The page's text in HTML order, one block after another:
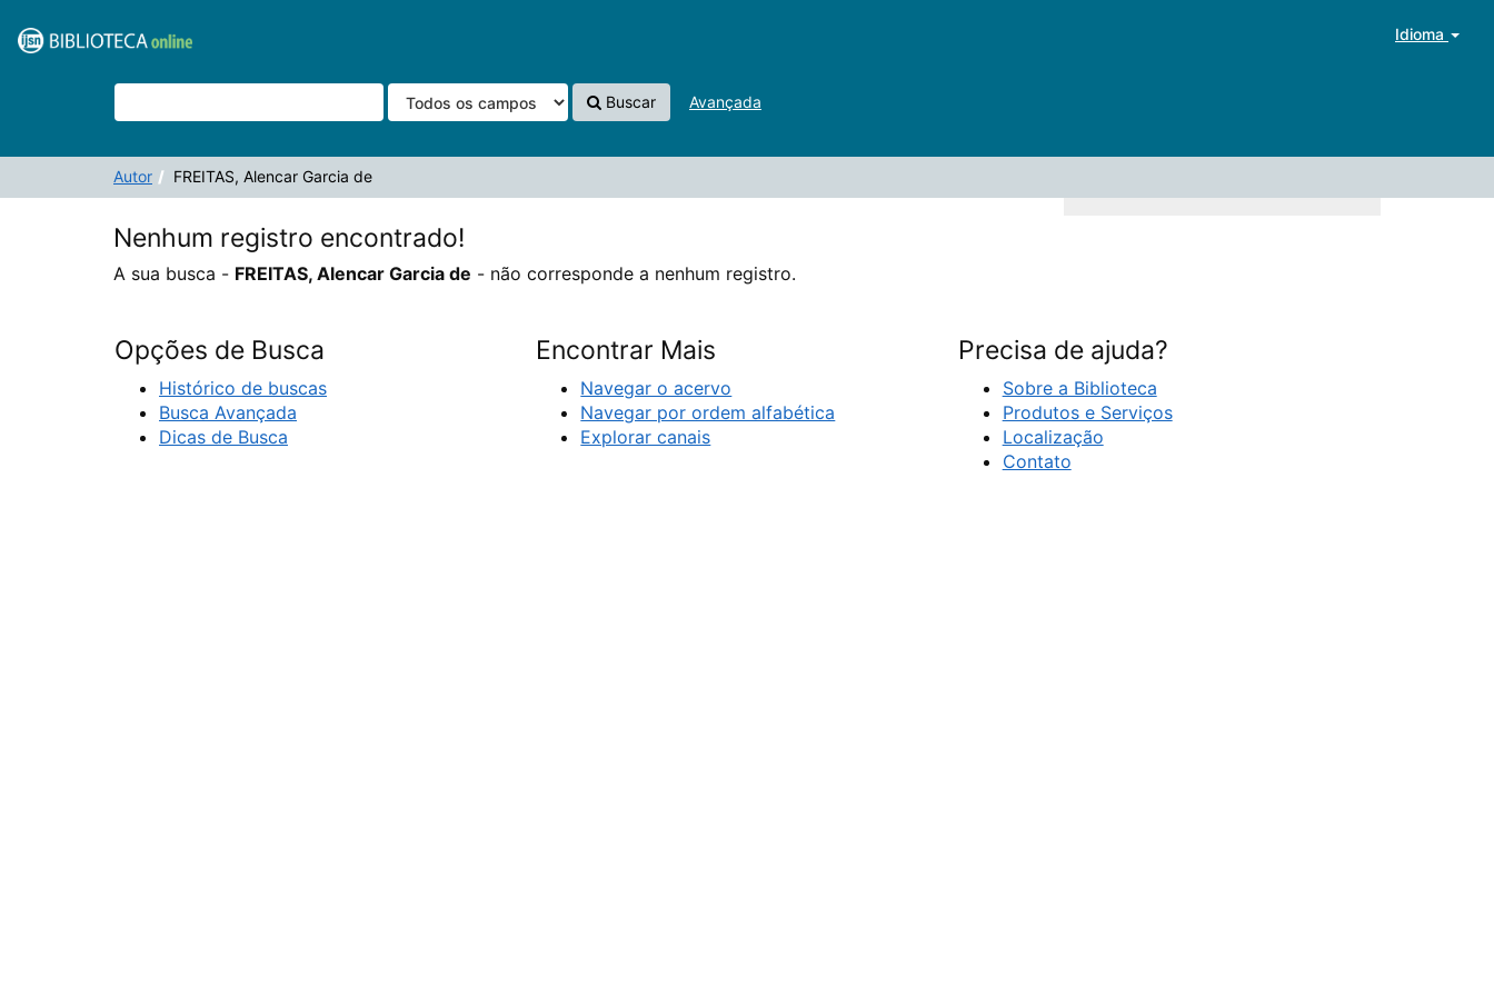
VuFind Idioma
Buscar Avançada
Autor FREITAS, Alencar Garcia de
Nenhum registro encontrado!
A sua busca - FREITAS, Alencar Garcia de - não corresponde a nenhum registro.
Opções de Busca
Histórico de buscas
Busca Avançada
Dicas de Busca
Encontrar Mais
Navegar o acervo
Navegar por ordem alfabética
Explorar canais
Precisa de ajuda?
Sobre a Biblioteca
Produtos e Serviços
Localização
Contato